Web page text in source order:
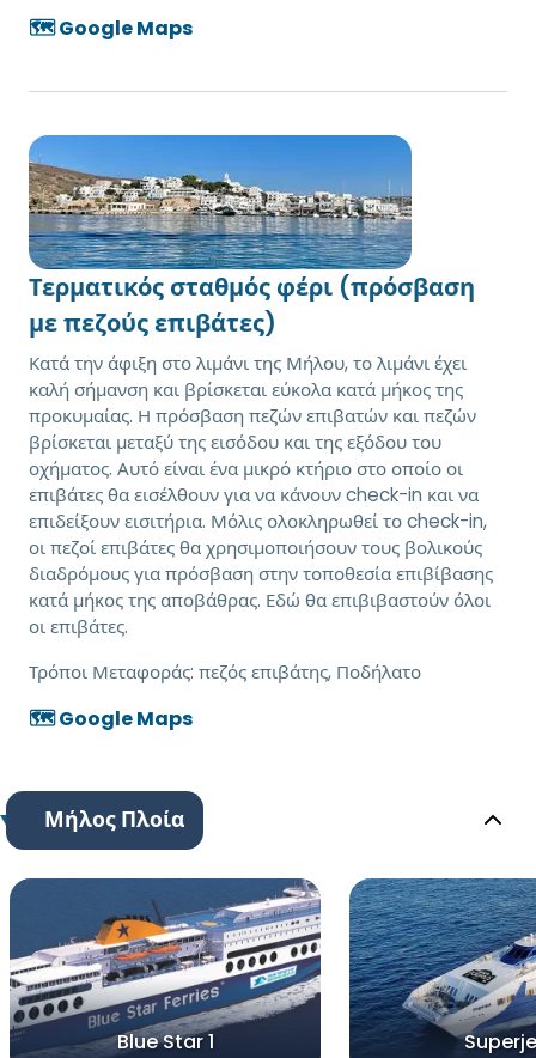
🗺️ Google Maps
Τερματικός σταθμός φέρι (πρόσβαση
με πεζούς επιβάτες)
Κατά την άφιξη στο λιμάνι της Μήλου, το λιμάνι έχει
καλή σήμανση και βρίσκεται εύκολα κατά μήκος της
προκυμαίας. Η πρόσβαση πεζών επιβατών και πεζών
βρίσκεται μεταξύ της εισόδου και της εξόδου του
οχήματος. Αυτό είναι ένα μικρό κτήριο στο οποίο οι
επιβάτες θα εισέλθουν για να κάνουν check-in και να
επιδείξουν εισιτήρια. Μόλις ολοκληρωθεί το check-in,
οι πεζοί επιβάτες θα χρησιμοποιήσουν τους βολικούς
διαδρόμους για πρόσβαση στην τοποθεσία επιβίβασης
κατά μήκος της αποβάθρας. Εδώ θα επιβιβαστούν όλοι
οι επιβάτες.
Τρόποι Μεταφοράς: πεζός επιβάτης, Ποδήλατο
🗺️ Google Maps
Μήλος Πλοία
Blue Star 1